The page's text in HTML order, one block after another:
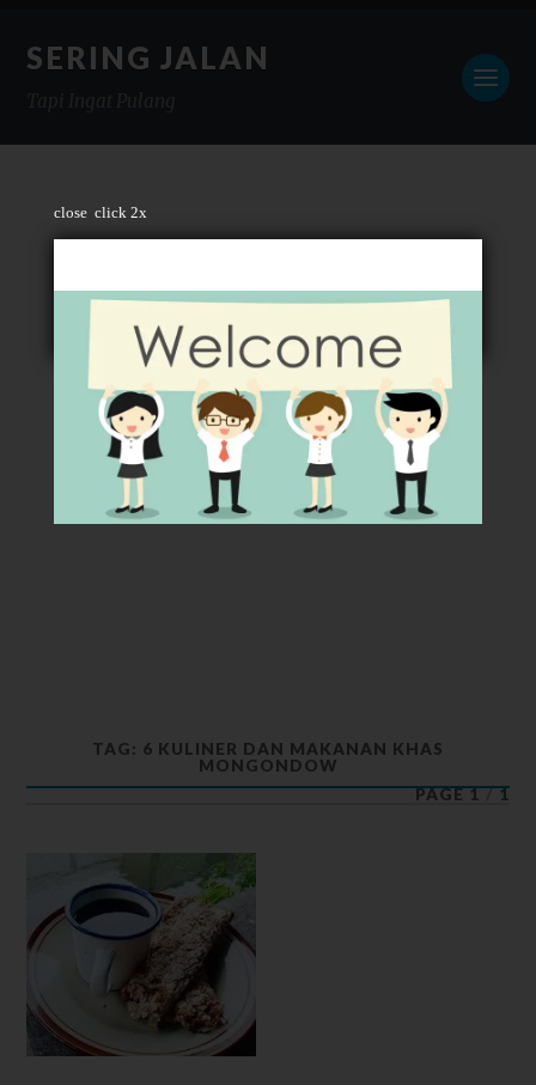
close click 2x
SERING JALAN
TAG: 6 KULINER DAN MAKANAN KHAS
MONGONDOW
PAGE 1 / 1